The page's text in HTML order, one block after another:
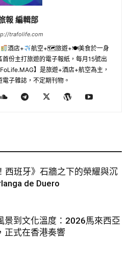
報 編輯部
trafolife.com
酒店+
航空+🗺旅遊+🍽美食於一身
首份主打旅遊的電子報紙，每月15號出
】是旅遊+酒店+航空為主，
子雜誌，不定期刊物。
西班牙》石牆之下的榮耀與沉
de Duero
景到文化溫度：2026馬來西亞
正式在香港奏響